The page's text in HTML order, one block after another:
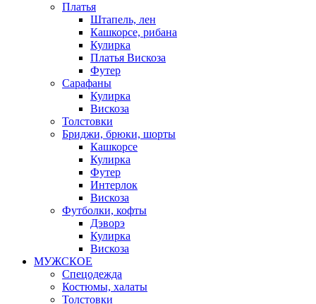
Платья
Штапель, лен
Кашкорсе, рибана
Кулирка
Платья Вискоза
Футер
Сарафаны
Кулирка
Вискоза
Толстовки
Бриджи, брюки, шорты
Кашкорсе
Кулирка
Футер
Интерлок
Вискоза
Футболки, кофты
Дэворэ
Кулирка
Вискоза
МУЖСКОЕ
Спецодежда
Костюмы, халаты
Толстовки